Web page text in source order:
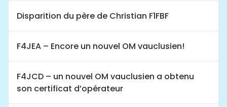
Disparition du père de Christian F1FBF
F4JEA – Encore un nouvel OM vauclusien!
F4JCD – un nouvel OM vauclusien a obtenu
son certificat d’opérateur